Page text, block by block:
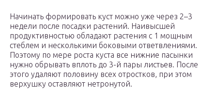
Начинать формировать куст можно уже через 2–3
недели после посадки растений. Наивысшей
продуктивностью обладают растения с 1 мощным
стеблем и несколькими боковыми ответвлениями.
Поэтому по мере роста куста все нижние пасынки
нужно обрывать вплоть до 3-й пары листьев. После
этого удаляют половину всех отростков, при этом
верхушку оставляют нетронутой.